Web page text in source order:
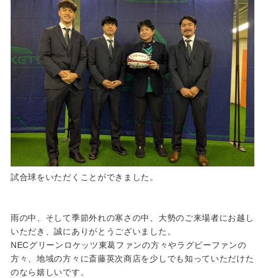
試合球をいただくことができました。
雨の中、そして季節外れの寒さの中、大勢のご来場者にお越し
いただき、誠にありがとうございました。
NECグリーンロケッツ東葛ファンの方々やラグビーファンの
方々、地域の方々に斎藤英次商店を少しでも知っていただけた
のなら嬉しいです。